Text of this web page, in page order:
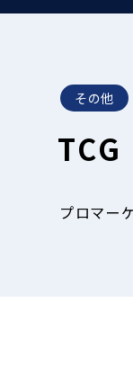
その他
TCG
プロマー